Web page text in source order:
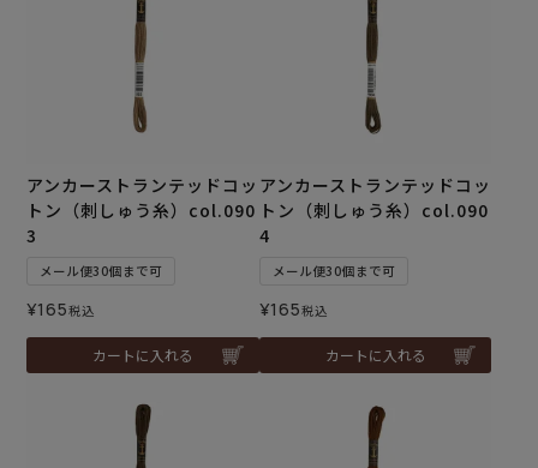
アンカーストランテッドコッ
トン（刺しゅう糸）col.090
3
メール便30個まで可
¥165税込
カートに入れる
アンカーストランテッドコッ
トン（刺しゅう糸）col.090
4
メール便30個まで可
¥165税込
カートに入れる